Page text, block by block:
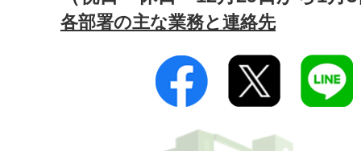
各部署の主な業務と連絡先